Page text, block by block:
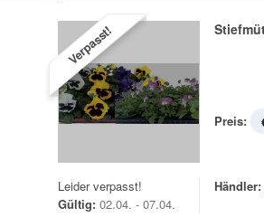
Verpasst!
Preis:
Leider verpasst!
Gültig: 02.04. - 07.04.
Händler: